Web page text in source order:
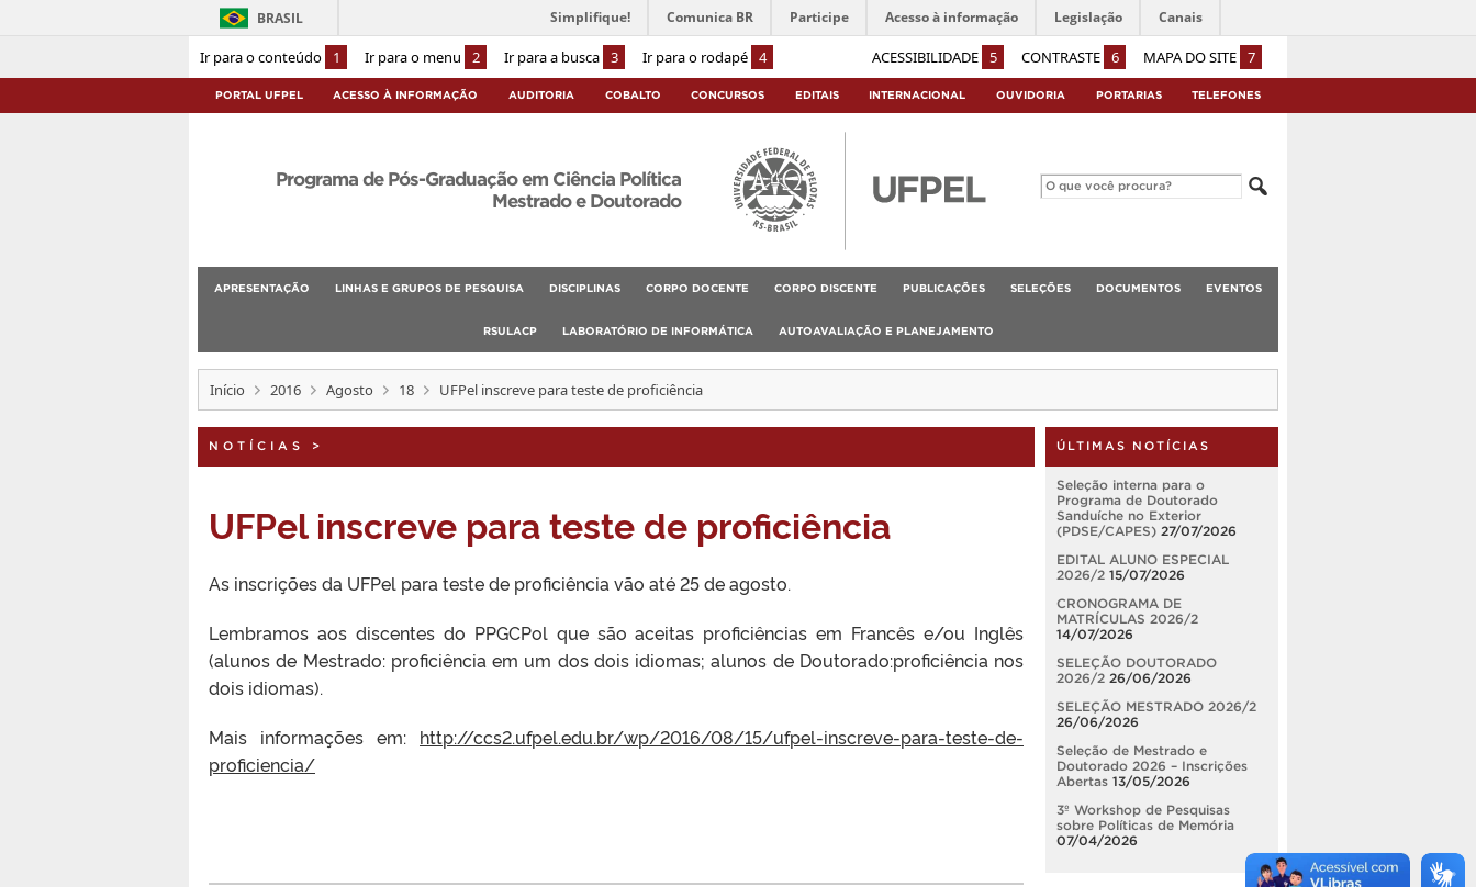
Ir para o conteúdo 1 Ir para o menu 2 Ir para a busca 3 Ir para o rodapé 4 ACESSIBILIDADE 5 CONTRASTE 6 MAPA DO SITE 7
BRASIL Simplifique! Comunica BR Participe Acesso à informação Legislação Canais
PORTAL UFPEL ACESSO À INFORMAÇÃO AUDITORIA COBALTO CONCURSOS EDITAIS INTERNACIONAL OUVIDORIA PORTARIAS TELEFONES
Programa de Pós-Graduação em Ciência Política
Mestrado e Doutorado
APRESENTAÇÃO LINHAS E GRUPOS DE PESQUISA DISCIPLINAS CORPO DOCENTE CORPO DISCENTE PUBLICAÇÕES SELEÇÕES DOCUMENTOS EVENTOS
RSULACP LABORATÓRIO DE INFORMÁTICA AUTOAVALIAÇÃO E PLANEJAMENTO
Início 2016 Agosto 18 UFPel inscreve para teste de proficiência
NOTÍCIAS >
UFPel inscreve para teste de proficiência
As inscrições da UFPel para teste de proficiência vão até 25 de agosto.
Lembramos aos discentes do PPGCPol que são aceitas proficiências em Francês e/ou Inglês
(alunos de Mestrado: proficiência em um dos dois idiomas; alunos de Doutorado:proficiência nos
dois idiomas).
Mais informações em: http://ccs2.ufpel.edu.br/wp/2016/08/15/ufpel-inscreve-para-teste-de-
proficiencia/
ÚLTIMAS NOTÍCIAS
Seleção interna para o
Programa de Doutorado
Sanduíche no Exterior
(PDSE/CAPES) 27/07/2026
EDITAL ALUNO ESPECIAL
2026/2 15/07/2026
CRONOGRAMA DE
MATRÍCULAS 2026/2
14/07/2026
SELEÇÃO DOUTORADO
2026/2 26/06/2026
SELEÇÃO MESTRADO 2026/2
26/06/2026
Seleção de Mestrado e
Doutorado 2026 – Inscrições
Abertas 13/05/2026
3º Workshop de Pesquisas
sobre Políticas de Memória
07/04/2026